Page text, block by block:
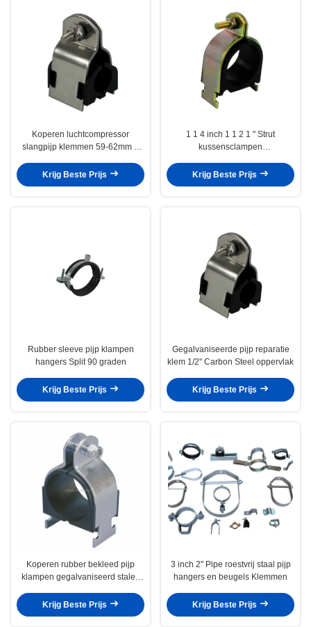
Koperen luchtcompressor
slangpijp klemmen 59-62mm 2
Krijg Beste Prijs
1 1 4 inch 1 1 2 1 " Strut
kussensclampen
36mm
Krijg Beste Prijs
Rubber sleeve pijp klampen
hangers Split 90 graden
Krijg Beste Prijs
Gegalvaniseerde pijp reparatie
klem 1/2" Carbon Steel oppervlak
Krijg Beste Prijs
Koperen rubber bekleed pijp
klampen gegalvaniseerd stalen
Krijg Beste Prijs
3 inch 2" Pipe roestvrij staal pijp
hangers en beugels Klemmen
Krijg Beste Prijs